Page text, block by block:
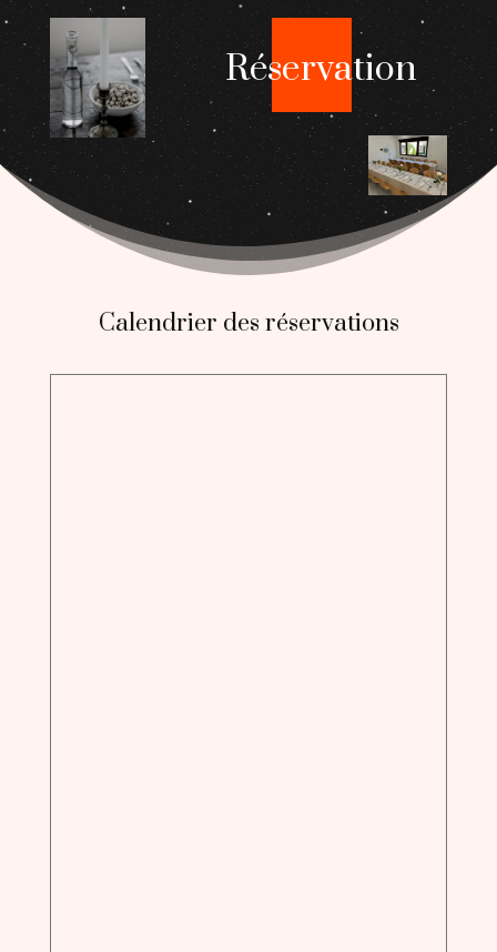
Réservation
Calendrier des réservations